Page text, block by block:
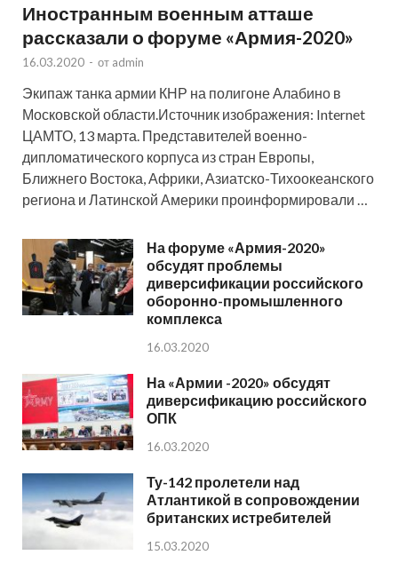
Иностранным военным атташе
рассказали о форуме «Армия-2020»
16.03.2020 - от admin
Экипаж танка армии КНР на полигоне Алабино в
Московской области.Источник изображения: Internet
ЦАМТО, 13 марта. Представителей военно-
дипломатического корпуса из стран Европы,
Ближнего Востока, Африки, Азиатско-Тихоокеанского
региона и Латинской Америки проинформировали …
На форуме «Армия-2020»
обсудят проблемы
диверсификации российского
оборонно-промышленного
комплекса
16.03.2020
На «Армии -2020» обсудят
диверсификацию российского
ОПК
16.03.2020
Ту-142 пролетели над
Атлантикой в сопровождении
британских истребителей
15.03.2020